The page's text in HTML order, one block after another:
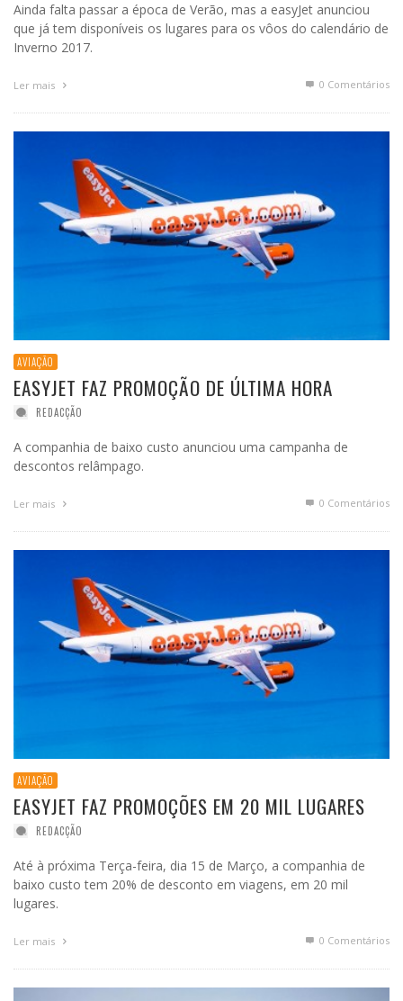
Ainda falta passar a época de Verão, mas a easyJet anunciou
que já tem disponíveis os lugares para os vôos do calendário de
Inverno 2017.
Ler mais 0 Comentários
AVIAÇÃO
EASYJET FAZ PROMOÇÃO DE ÚLTIMA HORA
REDACÇÃO
A companhia de baixo custo anunciou uma campanha de
descontos relâmpago.
Ler mais 0 Comentários
AVIAÇÃO
EASYJET FAZ PROMOÇÕES EM 20 MIL LUGARES
REDACÇÃO
Até à próxima Terça-feira, dia 15 de Março, a companhia de
baixo custo tem 20% de desconto em viagens, em 20 mil
lugares.
Ler mais 0 Comentários